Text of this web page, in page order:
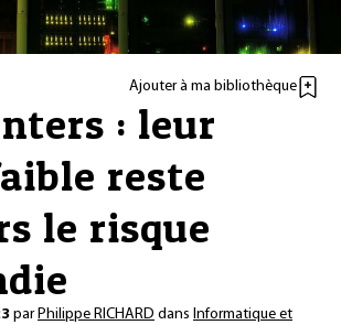
Ajouter à ma bibliothèque
: leur
reste
le risque
parPhilippe RICHARD dans Informatique et